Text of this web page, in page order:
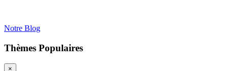
Notre Blog
Thèmes Populaires
×